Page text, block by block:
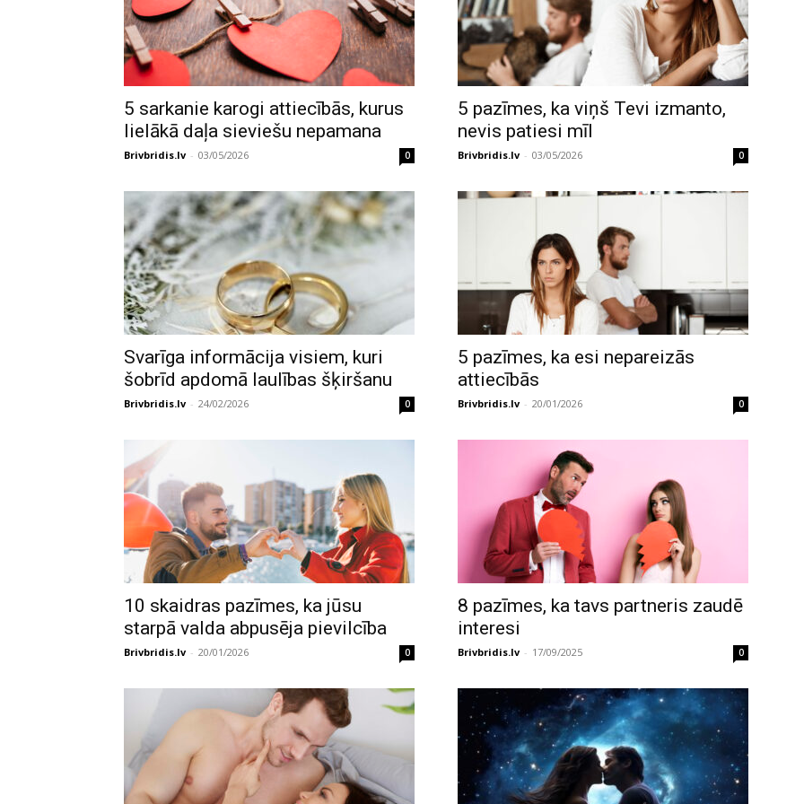
5 sarkanie karogi attiecībās, kurus
lielākā daļa sieviešu nepamana
Brivbridis.lv - 03/05/2026 0
5 pazīmes, ka viņš Tevi izmanto,
nevis patiesi mīl
Brivbridis.lv - 03/05/2026 0
Svarīga informācija visiem, kuri
šobrīd apdomā laulības šķiršanu
Brivbridis.lv - 24/02/2026 0
5 pazīmes, ka esi nepareizās
attiecībās
Brivbridis.lv - 20/01/2026 0
10 skaidras pazīmes, ka jūsu
starpā valda abpusēja pievilcība
Brivbridis.lv - 20/01/2026 0
8 pazīmes, ka tavs partneris zaudē
interesi
Brivbridis.lv - 17/09/2025 0